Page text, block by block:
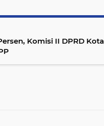
Komisi II DPRD Kota